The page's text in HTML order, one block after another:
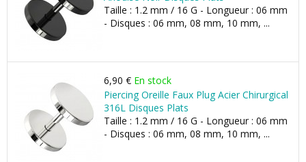
Taille : 1.2 mm / 16 G - Longueur : 06 mm
- Disques : 06 mm, 08 mm, 10 mm, ...
6,90 € En stock
Piercing Oreille Faux Plug Acier Chirurgical
316L Disques Plats
Taille : 1.2 mm / 16 G - Longueur : 06 mm
- Disques : 06 mm, 08 mm, 10 mm, ...